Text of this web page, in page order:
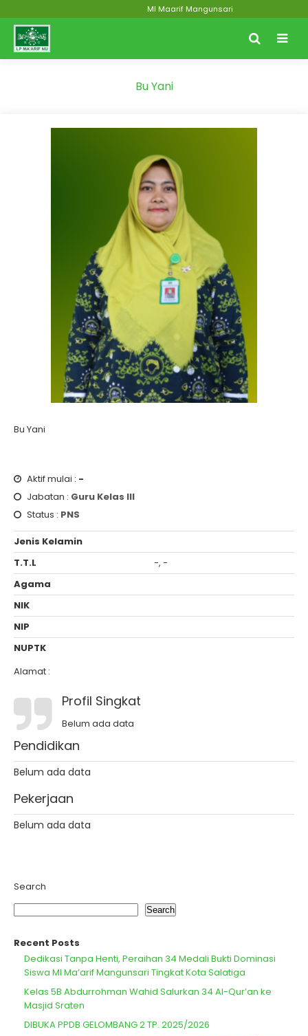
MI Maarif Mangunsari
Bu Yani
Bu Yani
Aktif mulai : -
Jabatan : Guru Kelas III
Status : PNS
Jenis Kelamin
T.T.L
-, -
Agama
NIK
NIP
NUPTK
Alamat :
Profil Singkat
Belum ada data
Pendidikan
Belum ada data
Pekerjaan
Belum ada data
Search
Search
Recent Posts
Dedikasi Tanpa Henti, Peraihan 34 Medali Bukti Dominasi
Siswa MI Ma’arif Mangunsari Tingkat Kota Salatiga
Kelas 5B Abdurrohman Wahid Salurkan 34 Al-Qur’an ke
Masjid Sraten
DIBUKA PPDB GELOMBANG 2 TP. 2025/2026